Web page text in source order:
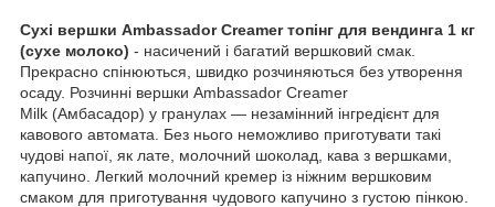
Сухі вершки Ambassador Creamer топінг для вендинга 1 кг
(сухе молоко) - насичений і багатий вершковий смак.
Прекрасно спінюються, швидко розчиняються без утворення
осаду. Розчинні вершки Ambassador Creamer
Milk (Амбасадор) у гранулах — незамінний інгредієнт для
кавового автомата. Без нього неможливо приготувати такі
чудові напої, як лате, молочний шоколад, кава з вершками,
капучино. Легкий молочний кремер із ніжним вершковим
смаком для приготування чудового капучино з густою пінкою.